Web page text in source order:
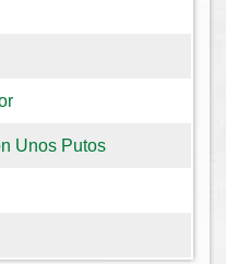
Unos Putos